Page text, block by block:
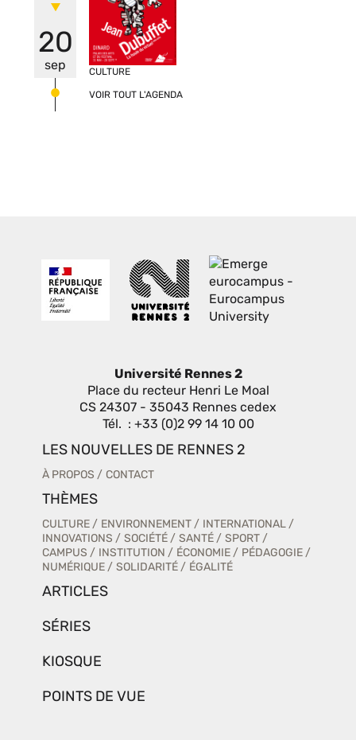
20
sep CULTURE
VOIR TOUT L'AGENDA
Université Rennes 2
Place du recteur Henri Le Moal
CS 24307 - 35043 Rennes cedex
Tél. : +33 (0)2 99 14 10 00
LES NOUVELLES DE RENNES 2
À PROPOS CONTACT
THÈMES
CULTURE ENVIRONNEMENT
INTERNATIONAL
INNOVATIONS
SOCIÉTÉ SANTÉ
SPORT
CAMPUS
INSTITUTION ÉCONOMIE
PÉDAGOGIE
NUMÉRIQUE
SOLIDARITÉ ÉGALITÉ
ARTICLES
SÉRIES
KIOSQUE
POINTS DE VUE